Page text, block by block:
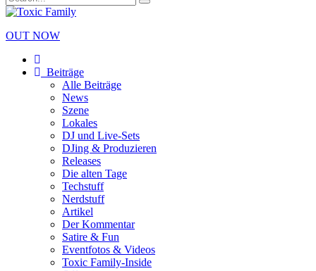
OUT NOW
Beiträge
Alle Beiträge
News
Szene
Lokales
DJ und Live-Sets
DJing & Produzieren
Releases
Die alten Tage
Techstuff
Nerdstuff
Artikel
Der Kommentar
Satire & Fun
Eventfotos & Videos
Toxic Family-Inside